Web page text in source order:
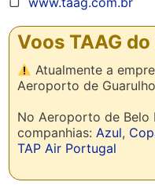
Voos TAAG
Atualmente a
Aeroporto de
No Aeroporto de Belo
companhias:Azul,
TAP Air Portugal